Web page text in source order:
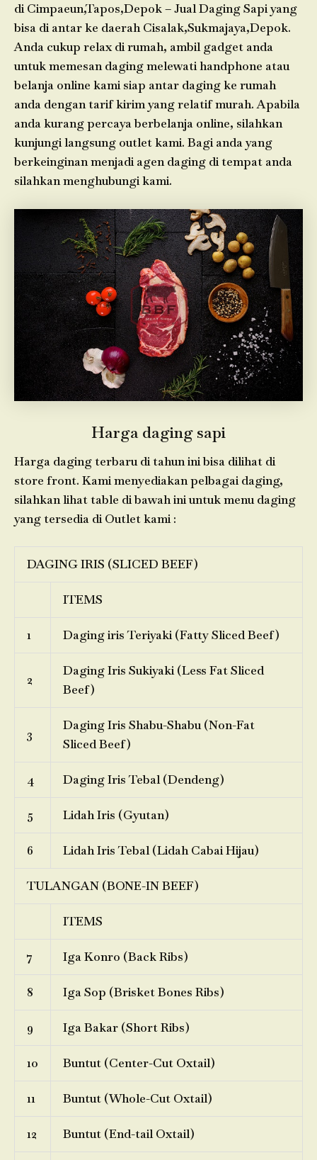
di Cimpaeun,Tapos,Depok – Jual Daging Sapi yang
bisa di antar ke daerah Cisalak,Sukmajaya,Depok.
Anda cukup relax di rumah, ambil gadget anda
untuk memesan daging melewati handphone atau
belanja online kami siap antar daging ke rumah
anda dengan tarif kirim yang relatif murah. Apabila
anda kurang percaya berbelanja online, silahkan
kunjungi langsung outlet kami. Bagi anda yang
berkeinginan menjadi agen daging di tempat anda
silahkan menghubungi kami.
Harga daging sapi
Harga daging terbaru di tahun ini bisa dilihat di
store front. Kami menyediakan pelbagai daging,
silahkan lihat table di bawah ini untuk menu daging
yang tersedia di Outlet kami :
DAGING IRIS (SLICED BEEF)
ITEMS
1 Daging iris Teriyaki (Fatty Sliced Beef)
2
Daging Iris Sukiyaki (Less Fat Sliced
Beef)
3
Daging Iris Shabu-Shabu (Non-Fat
Sliced Beef)
4 Daging Iris Tebal (Dendeng)
5 Lidah Iris (Gyutan)
6 Lidah Iris Tebal (Lidah Cabai Hijau)
TULANGAN (BONE-IN BEEF)
ITEMS
7 Iga Konro (Back Ribs)
8 Iga Sop (Brisket Bones Ribs)
9 Iga Bakar (Short Ribs)
10 Buntut (Center-Cut Oxtail)
11 Buntut (Whole-Cut Oxtail)
12 Buntut (End-tail Oxtail)